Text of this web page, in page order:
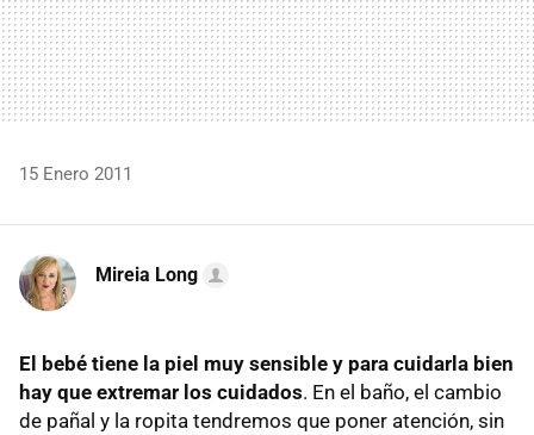
15 Enero 2011
Mireia Long
El bebé tiene la piel muy sensible y para cuidarla bien
hay que extremar los cuidados. En el baño, el cambio
de pañal y la ropita tendremos que poner atención, sin